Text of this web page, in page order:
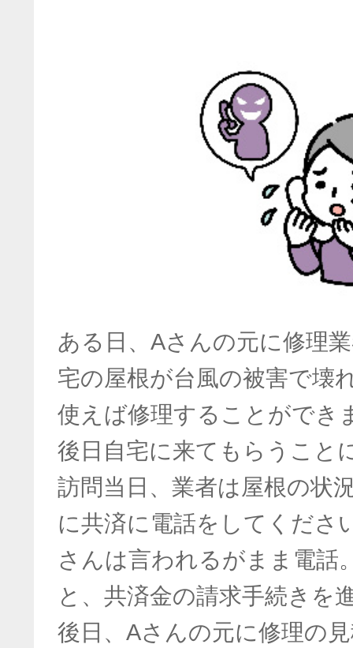
ある日、Aさんの元に修理
宅の屋根が台風の被害で壊
使えば修理することができ
後日自宅に来てもらうこと
訪問当日、業者は屋根の状
に共済に電話をしてくださ
さんは言われるがまま電話
と、共済金の請求手続きを
後日、Aさんの元に修理の